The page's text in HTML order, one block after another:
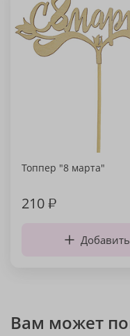
Топпер "8 марта"
210₽
Добавить
Вам может